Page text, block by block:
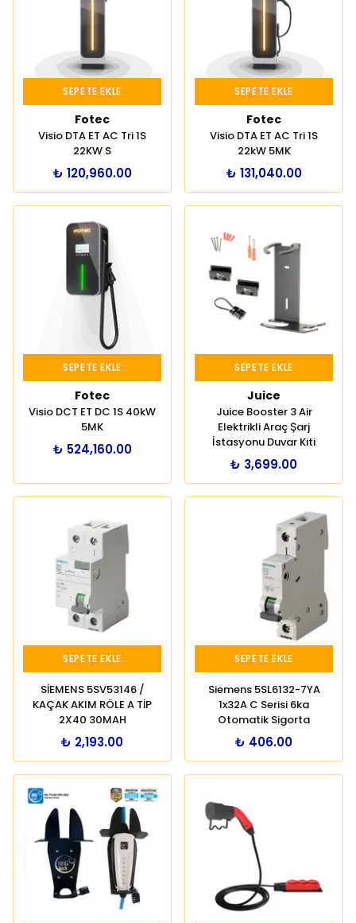
SEPETE EKLE
Fotec
Visio DTA ET AC Tri 1S
22KW S
₺ 120,960.00
SEPETE EKLE
Fotec
Visio DTA ET AC Tri 1S
22kW 5MK
₺ 131,040.00
SEPETE EKLE
Fotec
Visio DCT ET DC 1S 40kW
5MK
₺ 524,160.00
SEPETE EKLE
Juice
Juice Booster 3 Air
Elektrikli Araç Şarj
İstasyonu Duvar Kiti
₺ 3,699.00
SEPETE EKLE
SİEMENS 5SV53146 /
KAÇAK AKIM RÖLE A TİP
2X40 30MAH
₺ 2,193.00
SEPETE EKLE
Siemens 5SL6132-7YA
1x32A C Serisi 6ka
Otomatik Sigorta
₺ 406.00